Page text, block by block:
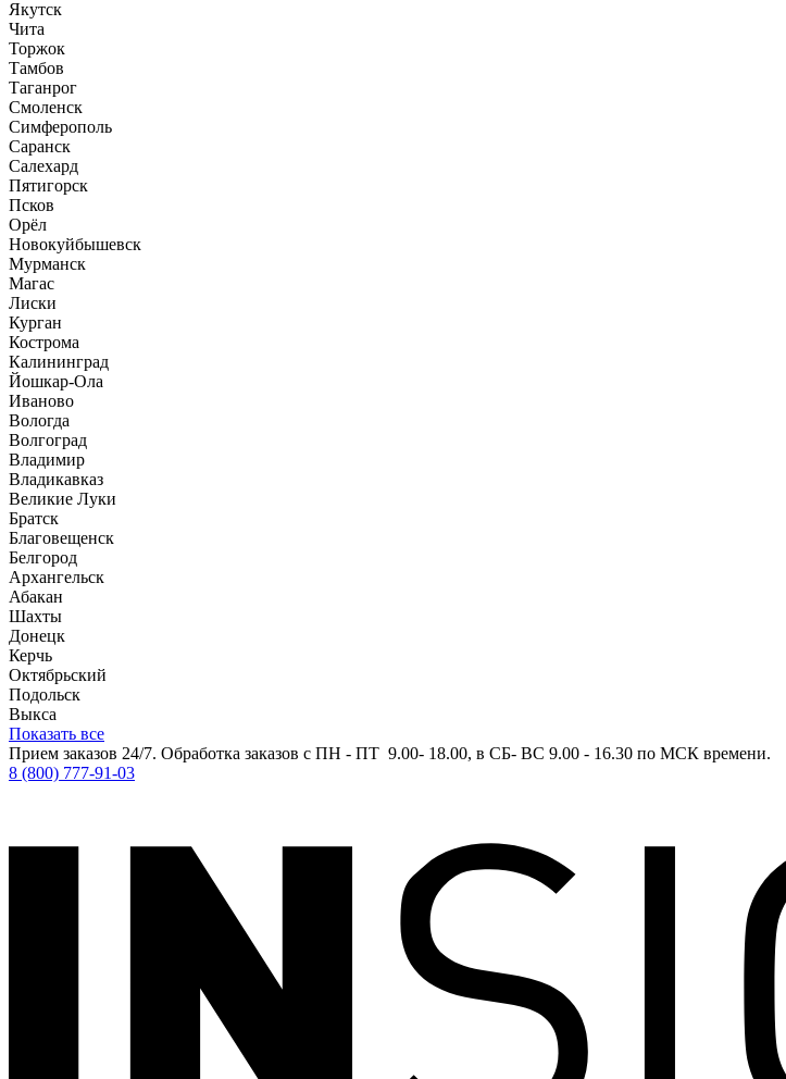
Якутск
Чита
Торжок
Тамбов
Таганрог
Смоленск
Симферополь
Саранск
Салехард
Пятигорск
Псков
Орёл
Новокуйбышевск
Мурманск
Магас
Лиски
Курган
Кострома
Калининград
Йошкар-Ола
Иваново
Вологда
Волгоград
Владимир
Владикавказ
Великие Луки
Братск
Благовещенск
Белгород
Архангельск
Абакан
Шахты
Донецк
Керчь
Октябрьский
Подольск
Выкса
Показать все
Прием заказов 24/7. Обработка заказов с ПН - ПТ 9.00- 18.00, в СБ- ВС 9.00 - 16.30 по МСК времени.
8 (800) 777-91-03